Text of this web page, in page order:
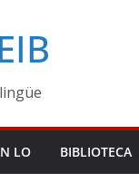
LO BIBLIOTECA